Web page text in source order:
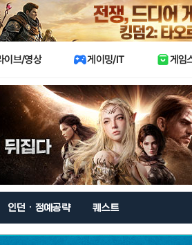
이브/영상 게이밍/IT 게임
인던 · 정예공략 퀘스트